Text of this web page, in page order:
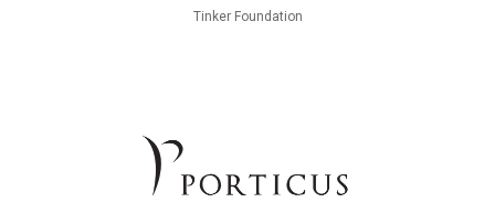
Tinker Foundation